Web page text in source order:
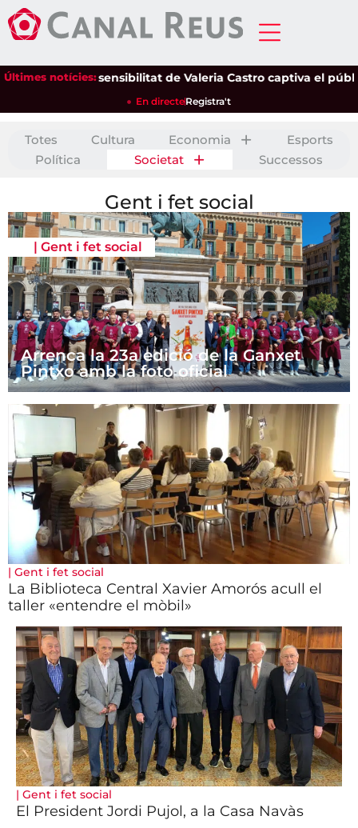
Últimes notícies:
La sensibilitat de Valeria Castro captiva el públic del
En directeRegistra't
Totes Cultura Economia
Esports
Política
Societat Successos
Gent i fet social
| Gent i fet social
Arrenca la 23a edició de la Ganxet
Pintxo amb la foto oficial
| Gent i fet social
La Biblioteca Central Xavier Amorós acull el
taller «entendre el mòbil»
| Gent i fet social
El President Jordi Pujol, a la Casa Navàs